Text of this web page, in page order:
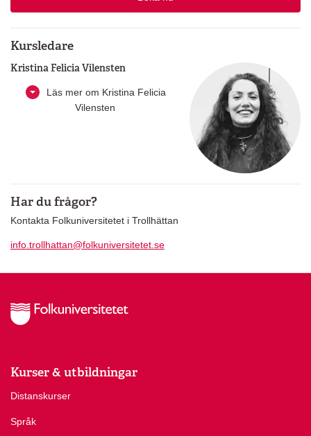
Kursledare
Kristina Felicia Vilensten
Vilensten
Har du frågor?
Kontakta Folkuniversitetet i Trollhättan
info.trollhattan@folkuniversitetet.se
Kurser & utbildningar
Distanskurser
Språk